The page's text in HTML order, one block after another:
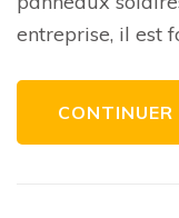
entreprise, il est